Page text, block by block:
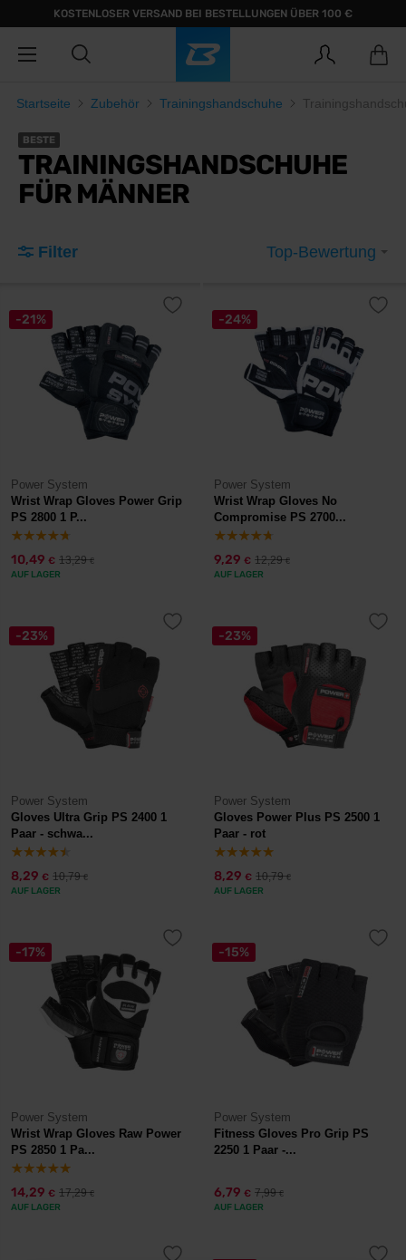
KOSTENLOSER VERSAND BEI BESTELLUNGEN ÜBER 100 €
Startseite Zubehör Trainingshandschuhe
BESTE
TRAININGSHANDSCHUHE
FÜR MÄNNER
Filter Top-Bewertung
-21%
Power System
Wrist Wrap Gloves Power Grip
PS 2800 1 P...
10,49 € 13,29€
AUF LAGER
-24%
Power System
Wrist Wrap Gloves No
Compromise PS 2700...
9,29 € 12,29€
AUF LAGER
-23%
Power System
Gloves Ultra Grip PS 2400 1
Paar - schwa...
8,29 € 10,79€
AUF LAGER
-23%
Power System
Gloves Power Plus PS 2500 1
Paar - rot
8,29 € 10,79€
AUF LAGER
-17%
Power System
Wrist Wrap Gloves Raw Power
PS 2850 1 Pa...
14,29 € 17,29€
AUF LAGER
-15%
Power System
Fitness Gloves Pro Grip PS
2250 1 Paar -...
6,79 € 7,99€
AUF LAGER